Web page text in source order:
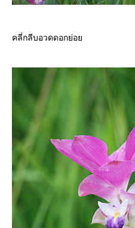
คลี่กลีบอวดดอกย่อ